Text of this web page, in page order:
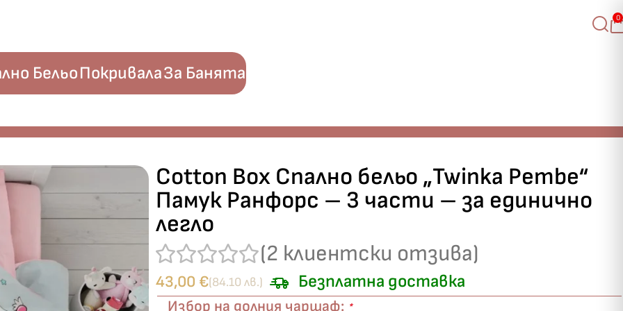
0
БельоПокривалаЗа Банята
Cotton Box Спално бельо „Twinka Pembe“
Памук Ранфорс – 3 части – за единично
легло
(2 клиентски отзива)
43,00 €(84.10 лв.) Безплатна доставка
Избор на долния чаршаф: *